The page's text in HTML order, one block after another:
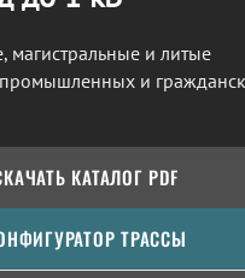
магистральные и литые
и
КАТАЛОГ PDF
ТРАССЫ